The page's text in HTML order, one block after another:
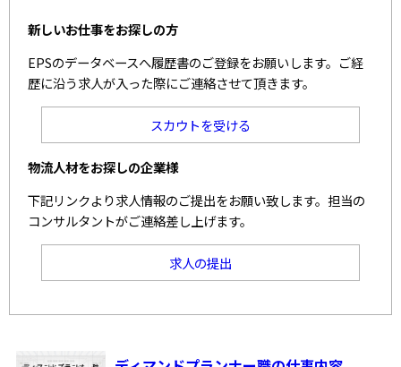
新しいお仕事をお探しの方
EPSのデータベースへ履歴書のご登録をお願いします。ご経
歴に沿う求人が入った際にご連絡させて頂きます。
スカウトを受ける
物流人材をお探しの企業様
下記リンクより求人情報のご提出をお願い致します。担当の
コンサルタントがご連絡差し上げます。
求人の提出